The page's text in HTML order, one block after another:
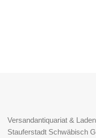
Versandantiquariat &
Stauferstadt Schwäbisch